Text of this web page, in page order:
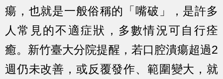
瘍，也就是一般俗稱的「嘴破」，是許多
人常見的不適症狀，多數情況可自行痊
癒。新竹臺大分院提醒，若口腔潰瘍超過2
週仍未改善，或反覆發作、範圍變大，就